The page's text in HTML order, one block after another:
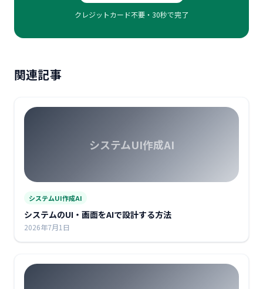
クレジットカード不要・30秒で完了
関連記事
システムUI作成AI
システムUI作成AI
システムのUI・画面をAIで設計する方法
2026年7月1日